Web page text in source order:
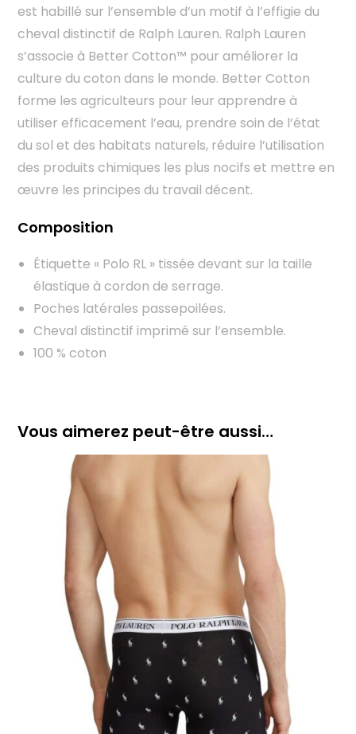
est habillé sur l’ensemble d’un motif à l’effigie du
cheval distinctif de Ralph Lauren. Ralph Lauren
s’associe à Better Cotton™ pour améliorer la
culture du coton dans le monde. Better Cotton
forme les agriculteurs pour leur apprendre à
utiliser efficacement l’eau, prendre soin de l’état
du sol et des habitats naturels, réduire l’utilisation
des produits chimiques les plus nocifs et mettre en
œuvre les principes du travail décent.
Composition
Étiquette « Polo RL » tissée devant sur la taille
élastique à cordon de serrage.
Poches latérales passepoilées.
Cheval distinctif imprimé sur l’ensemble.
100 % coton
Vous aimerez peut-être aussi…